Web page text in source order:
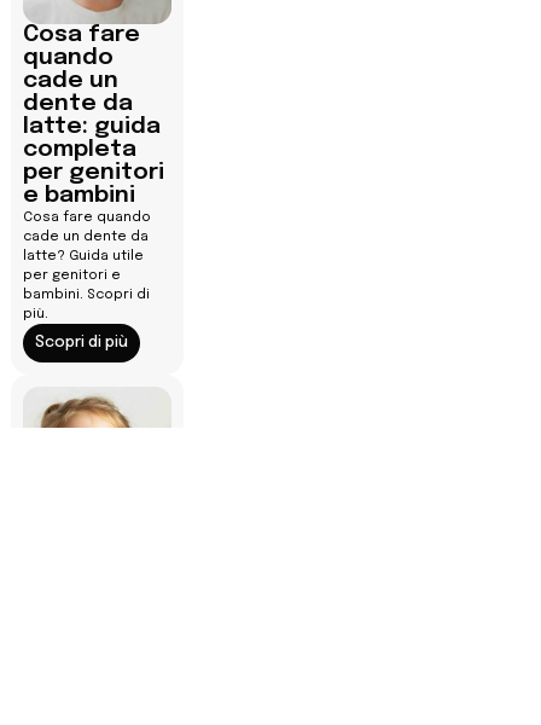
Cosa fare
quando
cade un
dente da
latte: guida
completa
per genitori
e bambini
Cosa fare quando
cade un dente da
latte? Guida utile
per genitori e
bambini. Scopri di
più.
Scopri di più